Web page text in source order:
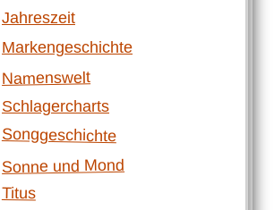
Jahreszeit
Markengeschichte
Namenswelt
Schlagercharts
Songgeschichte
Sonne und Mond
Titus